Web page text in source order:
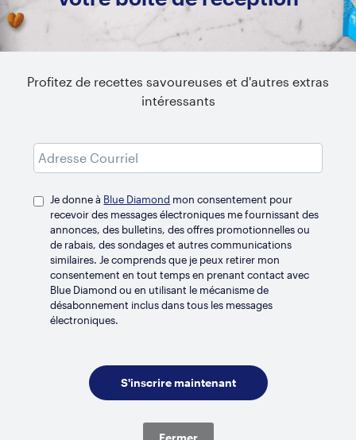
RÉFRIGÉRÉ
Original non sucré
Related Recipes
Profitez de recettes savoureuses et d'autres extras
intéressants
Je donne à Blue Diamond mon consentement pour
recevoir des messages électroniques me fournissant des
annonces, des bulletins, des offres promotionnelles ou
de rabais, des sondages et autres communications
similaires. Je comprends que je peux retirer mon
consentement en tout temps en prenant contact avec
Blue Diamond ou en utilisant le mécanisme de
désabonnement inclus dans tous les messages
électroniques.
Fermer